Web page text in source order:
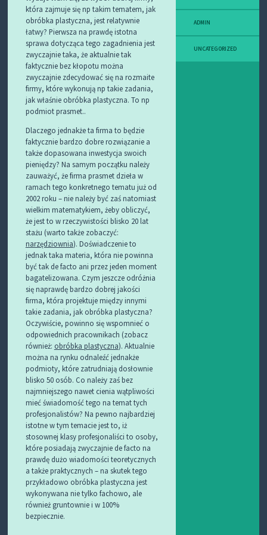
która zajmuje się np takim tematem, jak
obróbka plastyczna, jest relatywnie
łatwy? Pierwsza na prawdę istotna
sprawa dotycząca tego zagadnienia jest
zwyczajnie taka, że aktualnie tak
faktycznie bez kłopotu można
zwyczajnie zdecydować się na rozmaite
firmy, które wykonują np takie zadania,
jak właśnie obróbka plastyczna. To np
podmiot prasmet..
Dlaczego jednakże ta firma to będzie
faktycznie bardzo dobre rozwiązanie a
także dopasowana inwestycja swoich
pieniędzy? Na samym początku należy
zauważyć, że firma prasmet dzieła w
ramach tego konkretnego tematu już od
2002 roku – nie należy być zaś natomiast
wielkim matematykiem, żeby obliczyć,
że jest to w rzeczywistości blisko 20 lat
stażu (warto także zobaczyć:
narzędziownia). Doświadczenie to
jednak taka materia, która nie powinna
być tak de facto ani przez jeden moment
bagatelizowana. Czym jeszcze odróżnia
się naprawdę bardzo dobrej jakości
firma, która projektuje między innymi
takie zadania, jak obróbka plastyczna?
Oczywiście, powinno się wspomnieć o
odpowiednich pracownikach (zobacz
również: obróbka plastyczna). Aktualnie
można na rynku odnaleźć jednakże
podmioty, które zatrudniają dosłownie
blisko 50 osób. Co należy zaś bez
najmniejszego nawet cienia wątpliwości
mieć świadomość tego na temat tych
profesjonalistów? Na pewno najbardziej
istotne w tym temacie jest to, iż
stosownej klasy profesjonaliści to osoby,
które posiadają zwyczajnie de facto na
prawdę dużo wiadomości teoretycznych
a także praktycznych – na skutek tego
przykładowo obróbka plastyczna jest
wykonywana nie tylko fachowo, ale
również gruntownie i w 100%
bezpiecznie.
ADMIN
UNCATEGORIZED